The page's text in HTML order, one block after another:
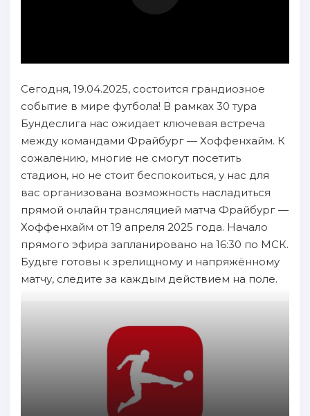
Сегодня, 19.04.2025, состоится грандиозное
событие в мире футбола! В рамках 30 тура
Бундеслига нас ожидает ключевая встреча
между командами Фрайбург — Хоффенхайм. К
сожалению, многие не смогут посетить
стадион, но не стоит беспокоиться, у нас для
вас организована возможность насладиться
прямой онлайн трансляцией матча Фрайбург —
Хоффенхайм от 19 апреля 2025 года. Начало
прямого эфира запланировано на 16:30 по МСК.
Будьте готовы к зрелищному и напряжённому
матчу, следите за каждым действием на поле.